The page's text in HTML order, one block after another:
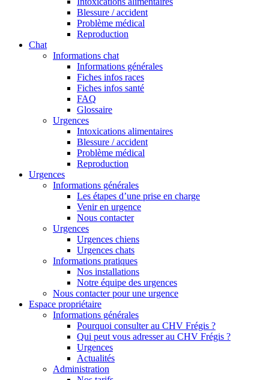
Blessure / accident
Problème médical
Reproduction
Chat
Informations chat
Informations générales
Fiches infos races
Fiches infos santé
FAQ
Glossaire
Urgences
Intoxications alimentaires
Blessure / accident
Problème médical
Reproduction
Urgences
Informations générales
Les étapes d’une prise en charge
Venir en urgence
Nous contacter
Urgences
Urgences chiens
Urgences chats
Informations pratiques
Nos installations
Notre équipe des urgences
Nous contacter pour une urgence
Espace propriétaire
Informations générales
Pourquoi consulter au CHV Frégis ?
Qui peut vous adresser au CHV Frégis ?
Urgences
Actualités
Administration